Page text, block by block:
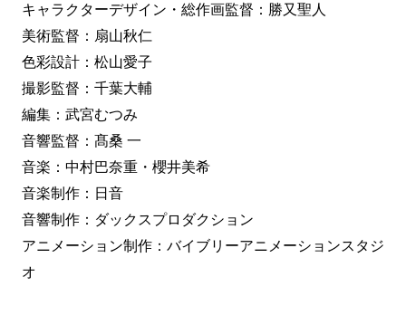
キャラクターデザイン・総作画監督：勝又聖人
美術監督：扇山秋仁
色彩設計：松山愛子
撮影監督：千葉大輔
編集：武宮むつみ
音響監督：髙桑 一
音楽：中村巴奈重・櫻井美希
音楽制作：日音
音響制作：ダックスプロダクション
アニメーション制作：バイブリーアニメーションスタジ
オ